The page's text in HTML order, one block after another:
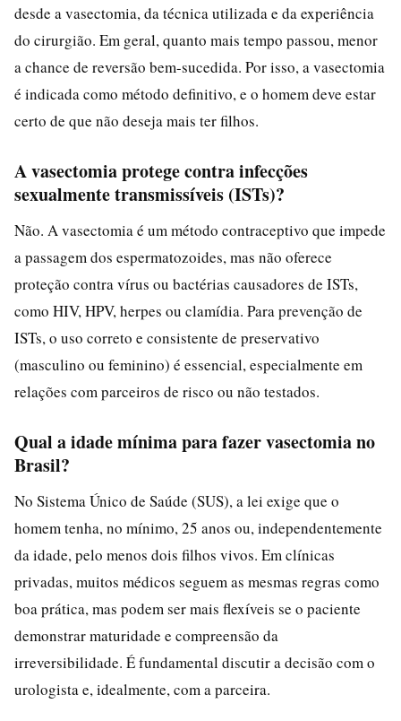
desde a vasectomia, da técnica utilizada e da experiência
do cirurgião. Em geral, quanto mais tempo passou, menor
a chance de reversão bem-sucedida. Por isso, a vasectomia
é indicada como método definitivo, e o homem deve estar
certo de que não deseja mais ter filhos.
A vasectomia protege contra infecções
sexualmente transmissíveis (ISTs)?
Não. A vasectomia é um método contraceptivo que impede
a passagem dos espermatozoides, mas não oferece
proteção contra vírus ou bactérias causadores de ISTs,
como HIV, HPV, herpes ou clamídia. Para prevenção de
ISTs, o uso correto e consistente de preservativo
(masculino ou feminino) é essencial, especialmente em
relações com parceiros de risco ou não testados.
Qual a idade mínima para fazer vasectomia no
Brasil?
No Sistema Único de Saúde (SUS), a lei exige que o
homem tenha, no mínimo, 25 anos ou, independentemente
da idade, pelo menos dois filhos vivos. Em clínicas
privadas, muitos médicos seguem as mesmas regras como
boa prática, mas podem ser mais flexíveis se o paciente
demonstrar maturidade e compreensão da
irreversibilidade. É fundamental discutir a decisão com o
urologista e, idealmente, com a parceira.